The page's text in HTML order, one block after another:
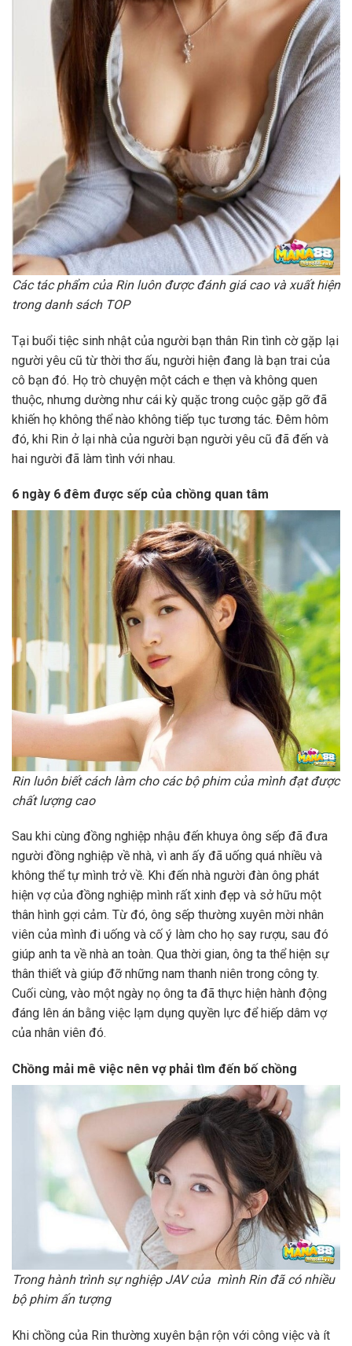
Các tác phẩm của Rin luôn được đánh giá cao và xuất hiện
trong danh sách TOP
Tại buổi tiệc sinh nhật của người bạn thân Rin tình cờ gặp lại
người yêu cũ từ thời thơ ấu, người hiện đang là bạn trai của
cô bạn đó. Họ trò chuyện một cách e thẹn và không quen
thuộc, nhưng dường như cái kỳ quặc trong cuộc gặp gỡ đã
khiến họ không thể nào không tiếp tục tương tác. Đêm hôm
đó, khi Rin ở lại nhà của người bạn người yêu cũ đã đến và
hai người đã làm tình với nhau.
6 ngày 6 đêm được sếp của chồng quan tâm
Rin luôn biết cách làm cho các bộ phim của mình đạt được
chất lượng cao
Sau khi cùng đồng nghiệp nhậu đến khuya ông sếp đã đưa
người đồng nghiệp về nhà, vì anh ấy đã uống quá nhiều và
không thể tự mình trở về. Khi đến nhà người đàn ông phát
hiện vợ của đồng nghiệp mình rất xinh đẹp và sở hữu một
thân hình gợi cảm. Từ đó, ông sếp thường xuyên mời nhân
viên của mình đi uống và cố ý làm cho họ say rượu, sau đó
giúp anh ta về nhà an toàn. Qua thời gian, ông ta thể hiện sự
thân thiết và giúp đỡ những nam thanh niên trong công ty.
Cuối cùng, vào một ngày nọ ông ta đã thực hiện hành động
đáng lên án bằng việc lạm dụng quyền lực để hiếp dâm vợ
của nhân viên đó.
Chồng mải mê việc nên vợ phải tìm đến bố chồng
Trong hành trình sự nghiệp JAV của mình Rin đã có nhiều
bộ phim ấn tượng
Khi chồng của Rin thường xuyên bận rộn với công việc và ít